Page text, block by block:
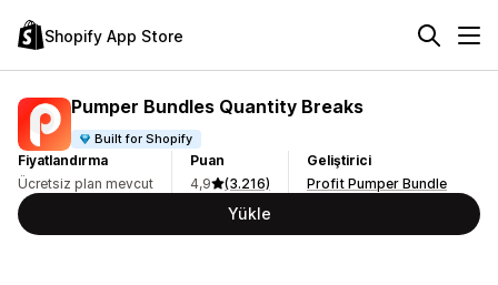
Shopify App Store
Pumper Bundles Quantity Breaks
Built for Shopify
Fiyatlandırma
Ücretsiz plan mevcut
Puan
4,9
(3.216)
Geliştirici
Profit Pumper Bundle
Yükle